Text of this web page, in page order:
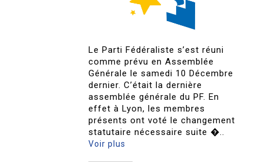
Le Parti Fédéraliste s’est réuni
comme prévu en Assemblée
Générale le samedi 10 Décembre
dernier. C’était la dernière
assemblée générale du PF. En
effet à Lyon, les membres
présents ont voté le changement
statutaire nécessaire suite �..
Voir plus